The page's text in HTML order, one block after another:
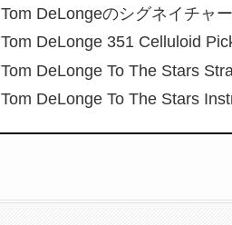
Tom DeLongeのシグネイチャ
Tom DeLonge 351 Celluloid
Tom DeLonge To The Stars
Tom DeLonge To The Stars